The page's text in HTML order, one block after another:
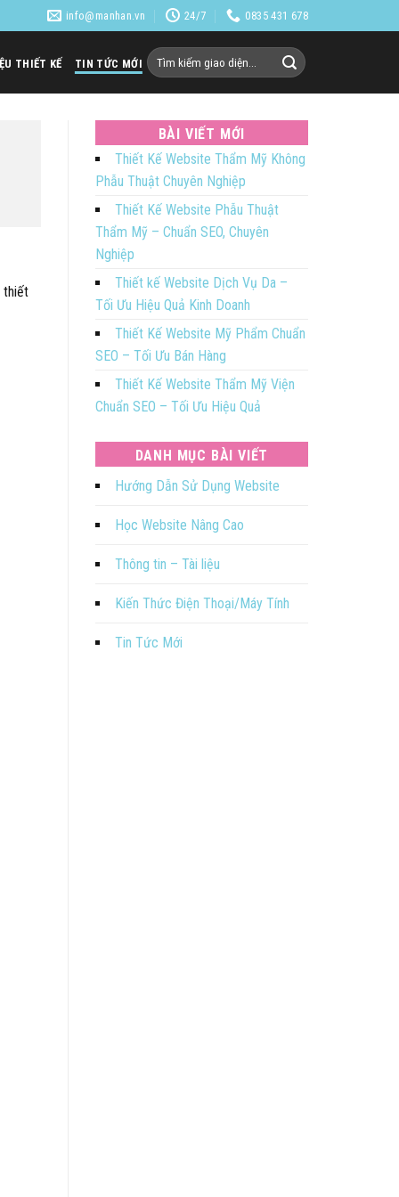
info@manhan.vn 24/7 0835 431 678
THIẾT KẾ TIN TỨC MỚI Tìm
thiết
BÀI VIẾT MỚI
Thiết Kế Website Thẩm Mỹ Không
Phẫu Thuật Chuyên Nghiệp
Thiết Kế Website Phẫu Thuật
Thẩm Mỹ – Chuẩn SEO, Chuyên
Nghiệp
Thiết kế Website Dịch Vụ Da –
Tối Ưu Hiệu Quả Kinh Doanh
Thiết Kế Website Mỹ Phẩm Chuẩn
SEO – Tối Ưu Bán Hàng
Thiết Kế Website Thẩm Mỹ Viện
Chuẩn SEO – Tối Ưu Hiệu Quả
DANH MỤC BÀI VIẾT
Hướng Dẫn Sử Dụng Website
Học Website Nâng Cao
Thông tin – Tài liệu
Kiến Thức Điện Thoại/Máy Tính
Tin Tức Mới